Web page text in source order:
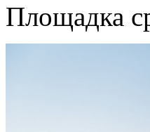
Площадка